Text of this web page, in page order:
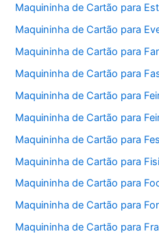
Maquininha de Cartão para
Maquininha de Cartão para
Maquininha de Cartão para
Maquininha de Cartão para
Maquininha de Cartão para
Maquininha de Cartão para
Maquininha de Cartão para
Maquininha de Cartão para
Maquininha de Cartão para
Maquininha de Cartão para
Maquininha de Cartão para